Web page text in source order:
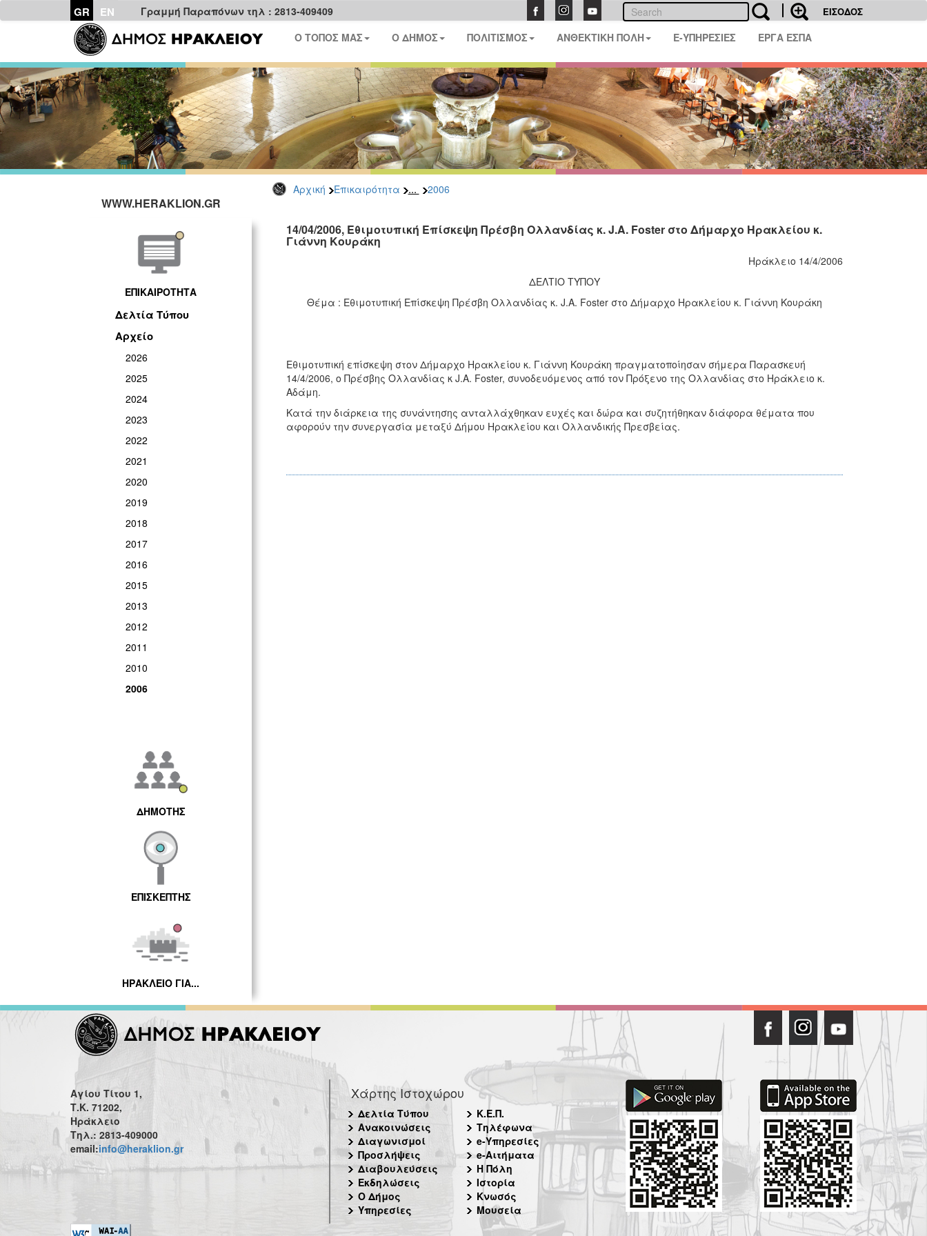
GR EN Γραμμή Παραπόνων τηλ : 2813-409409 ΕΙΣΟΔΟΣ
Ο ΤΟΠΟΣ ΜΑΣ Ο ΔΗΜΟΣ ΠΟΛΙΤΙΣΜΟΣ ΑΝΘΕΚΤΙΚΗ ΠΟΛΗ E-ΥΠΗΡΕΣΙΕΣ ΕΡΓΑ ΕΣΠΑ
Αρχική Επικαιρότητα ... 2006
WWW.HERAKLION.GR
ΕΠΙΚΑΙΡΟΤΗΤΑ
Δελτία Τύπου
Αρχείο
2026
2025
2024
2023
2022
2021
2020
2019
2018
2017
2016
2015
2013
2012
2011
2010
2006
ΔΗΜΟΤΗΣ
ΕΠΙΣΚΕΠΤΗΣ
ΗΡΑΚΛΕΙΟ ΓΙΑ...
14/04/2006, Εθιμοτυπική Επίσκεψη Πρέσβη Ολλανδίας κ. J.A. Foster στο Δήμαρχο Ηρακλείου κ.
Γιάννη Κουράκη
Ηράκλειο 14/4/2006
ΔΕΛΤΙΟ ΤΥΠΟΥ
Θέμα : Εθιμοτυπική Επίσκεψη Πρέσβη Ολλανδίας κ. J.A. Foster στο Δήμαρχο Ηρακλείου κ. Γιάννη Κουράκη
Εθιμοτυπική επίσκεψη στον Δήμαρχο Ηρακλείου κ. Γιάννη Κουράκη πραγματοποίησαν σήμερα Παρασκευή
14/4/2006, ο Πρέσβης Ολλανδίας κ J.A. Foster, συνοδευόμενος από τον Πρόξενο της Ολλανδίας στο Ηράκλειο κ.
Αδάμη.
Κατά την διάρκεια της συνάντησης ανταλλάχθηκαν ευχές και δώρα και συζητήθηκαν διάφορα θέματα που
αφορούν την συνεργασία μεταξύ Δήμου Ηρακλείου και Ολλανδικής Πρεσβείας.
Αγίου Τίτου 1,
Τ.Κ. 71202,
Ηράκλειο
Τηλ.: 2813-409000
email:info@heraklion.gr
Χάρτης Ιστοχώρου
Δελτία Τύπου
Ανακοινώσεις
Διαγωνισμοί
Προσλήψεις
Διαβουλεύσεις
Εκδηλώσεις
Ο Δήμος
Υπηρεσίες
Κ.Ε.Π.
Τηλέφωνα
e-Υπηρεσίες
e-Αιτήματα
Η Πόλη
Ιστορία
Κνωσός
Μουσεία